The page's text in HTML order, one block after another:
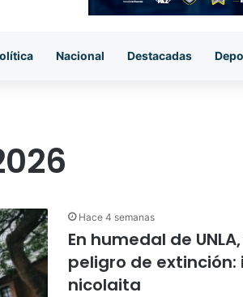
Nacional Destacadas
Hace 4 semanas
En humedal de
peligro de
nicolaita